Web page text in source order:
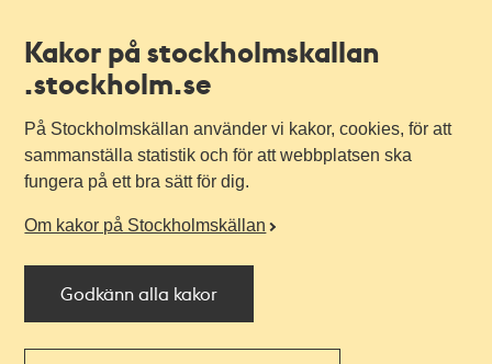
Kakor på stockholmskallan
.stockholm.se
På Stockholmskällan använder vi kakor, cookies, för att
sammanställa statistik och för att webbplatsen ska
fungera på ett bra sätt för dig.
Om kakor på Stockholmskällan
Godkänn alla kakor